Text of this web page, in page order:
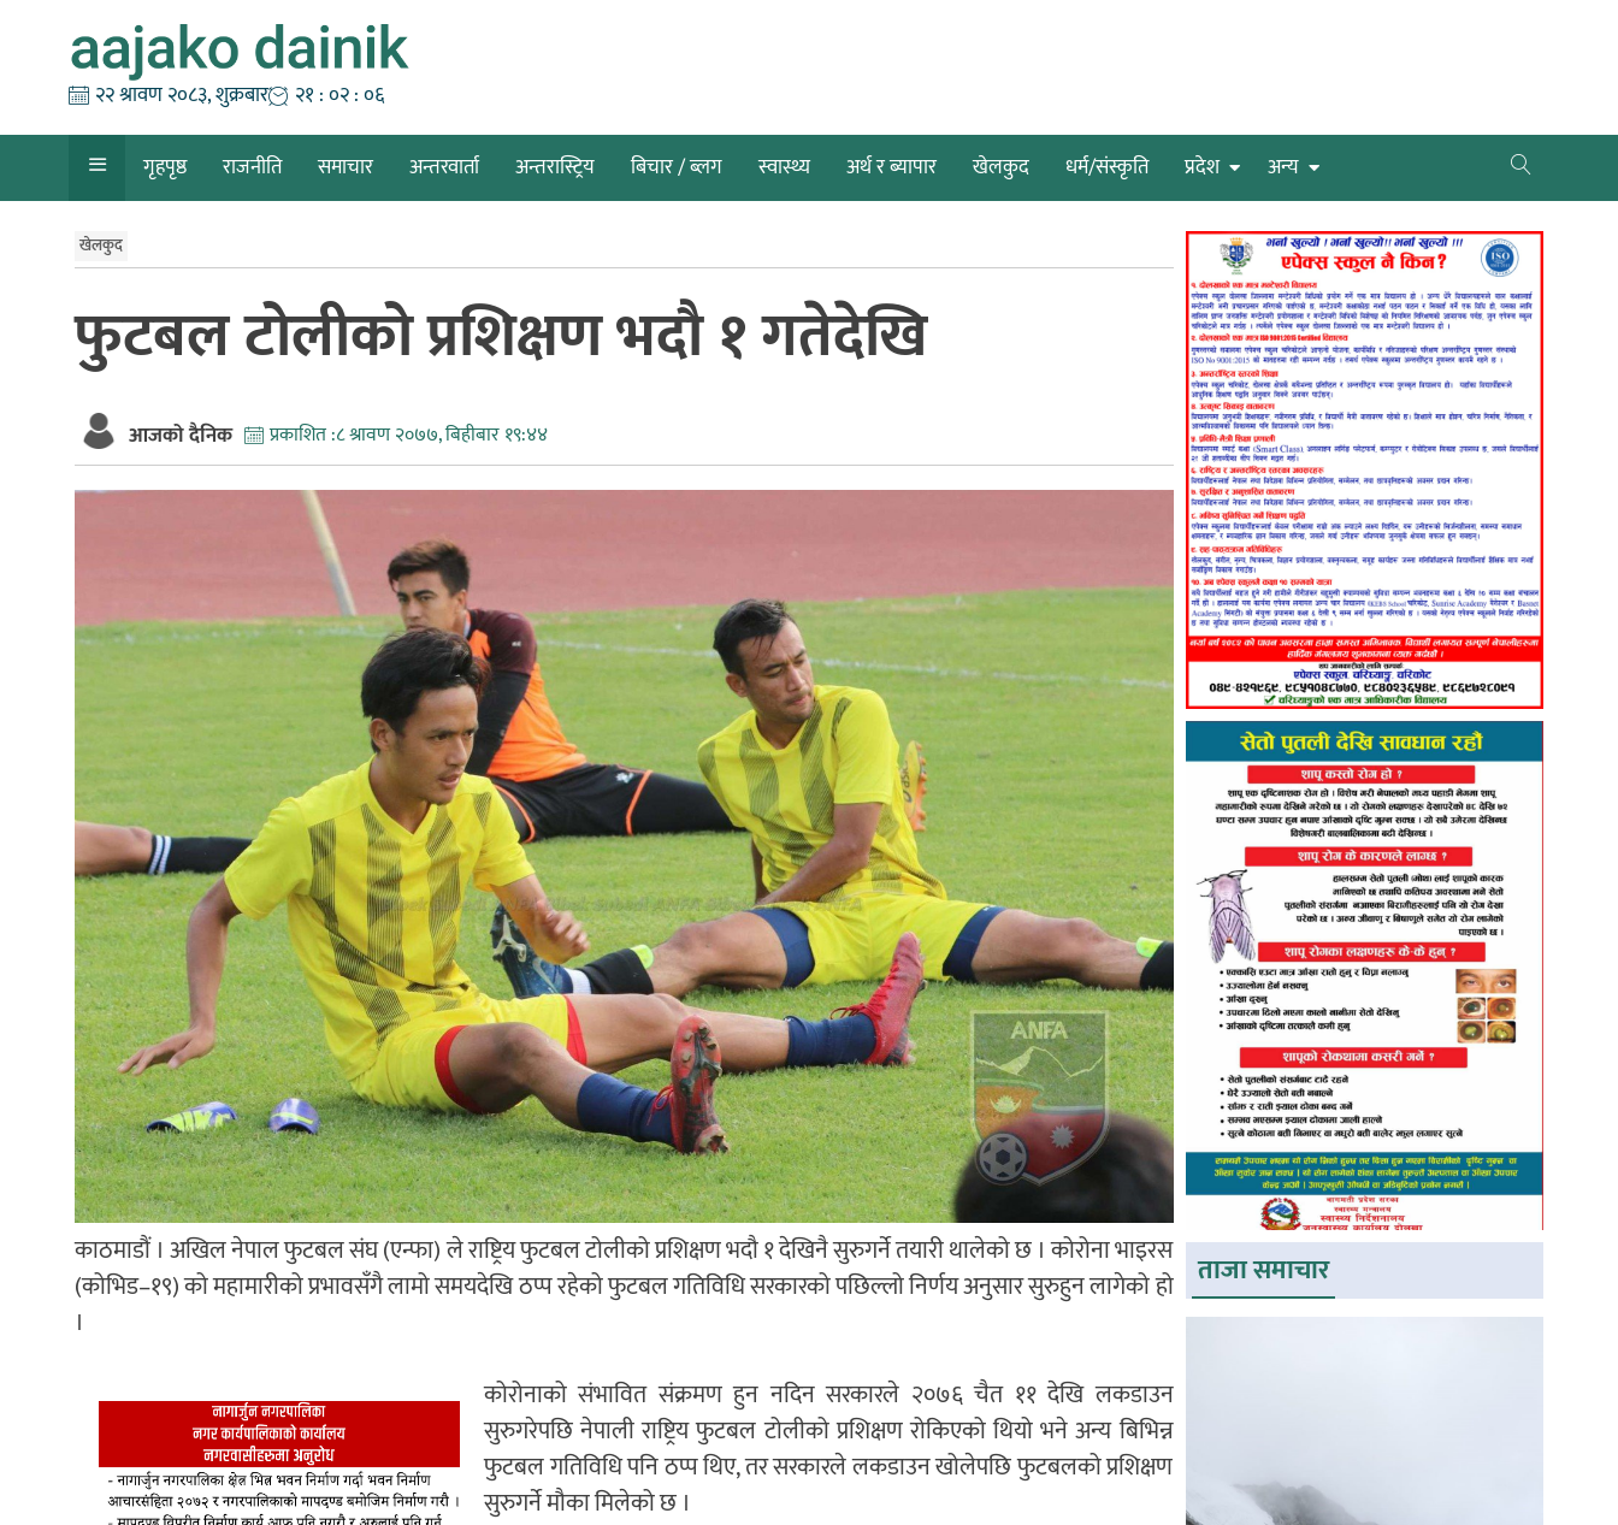
२२ श्रावण २०८३, शुक्रबार २१ : ०२ : ०७
गृहपृष्ठ राजनीति समाचार अन्तरवार्ता अन्तरास्ट्रिय बिचार / ब्लग स्वास्थ्य अर्थ र ब्यापार खेलकुद धर्म/संस्कृति प्रदेश अन्य
खेलकुद
फुटबल टोलीको प्रशिक्षण भदौ १ गतेदेखि
आजको दैनिक प्रकाशित :८ श्रावण २०७७, बिहीबार १९:४४
काठमाडौं । अखिल नेपाल फुटबल संघ (एन्फा) ले राष्ट्रिय फुटबल टोलीको प्रशिक्षण भदौ १ देखिनै सुरुगर्ने तयारी थालेको छ । कोरोना भाइरस
(कोभिड–१९) को महामारीको प्रभावसँगै लामो समयदेखि ठप्प रहेको फुटबल गतिविधि सरकारको पछिल्लो निर्णय अनुसार सुरुहुन लागेको हो
।
कोरोनाको संभावित संक्रमण हुन नदिन सरकारले २०७६ चैत ११ देखि लकडाउन
सुरुगरेपछि नेपाली राष्ट्रिय फुटबल टोलीको प्रशिक्षण रोकिएको थियो भने अन्य बिभिन्न
फुटबल गतिविधि पनि ठप्प थिए, तर सरकारले लकडाउन खोलेपछि फुटबलको प्रशिक्षण
सुरुगर्ने मौका मिलेको छ ।
ताजा समाचार